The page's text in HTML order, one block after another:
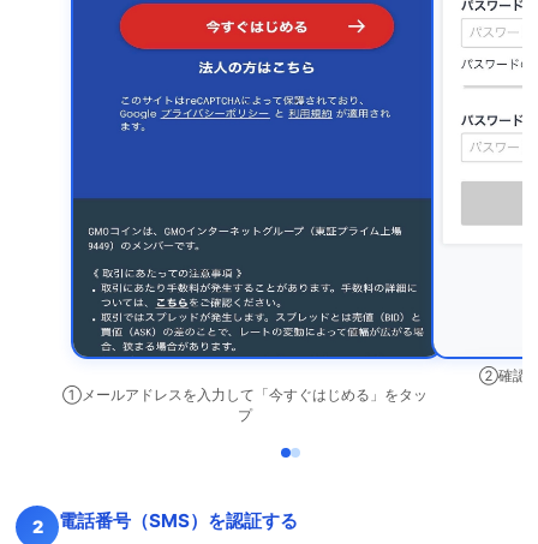
①メールアドレスを入力して「今すぐはじめる」をタッ
プ
②確認メ
2 電話番号（SMS）を認証する